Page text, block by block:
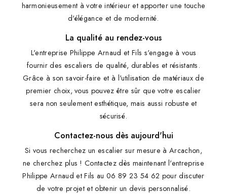
harmonieusement à votre intérieur et apporter une touche
d'élégance et de modernité.
La qualité au rendez-vous
L'entreprise Philippe Arnaud et Fils s'engage à vous
fournir des escaliers de qualité, durables et résistants.
Grâce à son savoir-faire et à l'utilisation de matériaux de
premier choix, vous pouvez être sûr que votre escalier
sera non seulement esthétique, mais aussi robuste et
sécurisé.
Contactez-nous dès aujourd'hui
Si vous recherchez un escalier sur mesure à Arcachon,
ne cherchez plus ! Contactez dès maintenant l'entreprise
Philippe Arnaud et Fils au 06 89 23 54 62 pour discuter
de votre projet et obtenir un devis personnalisé.